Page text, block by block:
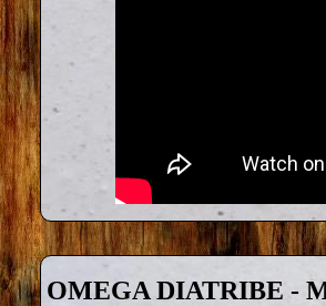
OMEGA DIATRIBE -